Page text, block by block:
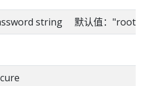
string 默认值："root"